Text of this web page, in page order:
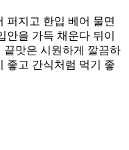
퍼지고 한입 베어 물면
을 가득 채운다 뒤이
끝맛은 시원하게 깔끔하
좋고 간식처럼 먹기 좋